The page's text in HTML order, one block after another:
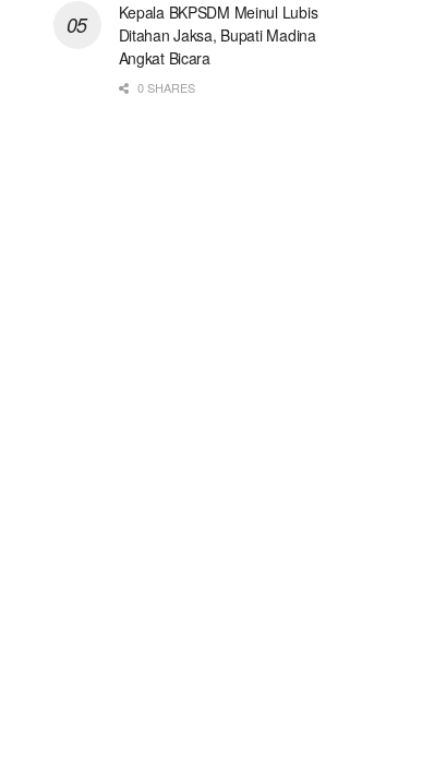
Kepala BKPSDM Meinul Lubis
Ditahan Jaksa, Bupati Madina
Angkat Bicara
0 SHARES